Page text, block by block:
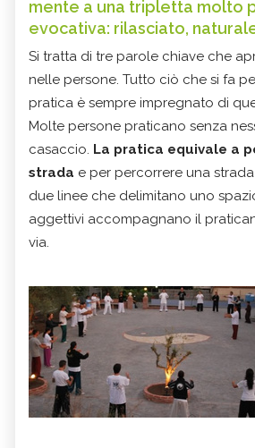
mente a una tripletta molto
evocativa: rilasciato,
Si tratta di tre parole chiave che
nelle persone. Tutto ciò che si fa
pratica è sempre impregnato di
Molte persone praticano senza
casaccio. La pratica equivale a
strada e per percorrere una
due linee che delimitano uno
aggettivi accompagnano il
via.